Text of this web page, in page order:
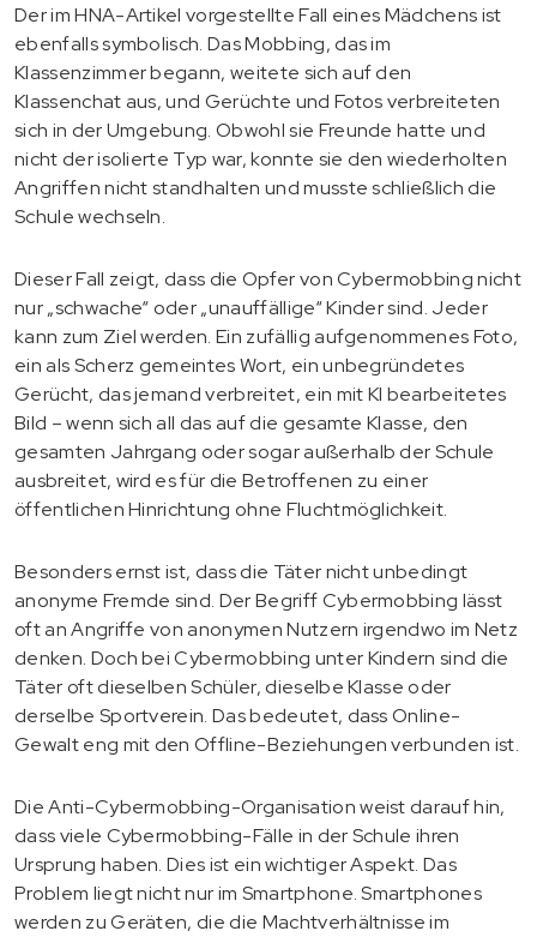
Der im HNA-Artikel vorgestellte Fall eines Mädchens ist
ebenfalls symbolisch. Das Mobbing, das im
Klassenzimmer begann, weitete sich auf den
Klassenchat aus, und Gerüchte und Fotos verbreiteten
sich in der Umgebung. Obwohl sie Freunde hatte und
nicht der isolierte Typ war, konnte sie den wiederholten
Angriffen nicht standhalten und musste schließlich die
Schule wechseln.
Dieser Fall zeigt, dass die Opfer von Cybermobbing nicht
nur „schwache“ oder „unauffällige“ Kinder sind. Jeder
kann zum Ziel werden. Ein zufällig aufgenommenes Foto,
ein als Scherz gemeintes Wort, ein unbegründetes
Gerücht, das jemand verbreitet, ein mit KI bearbeitetes
Bild – wenn sich all das auf die gesamte Klasse, den
gesamten Jahrgang oder sogar außerhalb der Schule
ausbreitet, wird es für die Betroffenen zu einer
öffentlichen Hinrichtung ohne Fluchtmöglichkeit.
Besonders ernst ist, dass die Täter nicht unbedingt
anonyme Fremde sind. Der Begriff Cybermobbing lässt
oft an Angriffe von anonymen Nutzern irgendwo im Netz
denken. Doch bei Cybermobbing unter Kindern sind die
Täter oft dieselben Schüler, dieselbe Klasse oder
derselbe Sportverein. Das bedeutet, dass Online-
Gewalt eng mit den Offline-Beziehungen verbunden ist.
Die Anti-Cybermobbing-Organisation weist darauf hin,
dass viele Cybermobbing-Fälle in der Schule ihren
Ursprung haben. Dies ist ein wichtiger Aspekt. Das
Problem liegt nicht nur im Smartphone. Smartphones
werden zu Geräten, die die Machtverhältnisse im